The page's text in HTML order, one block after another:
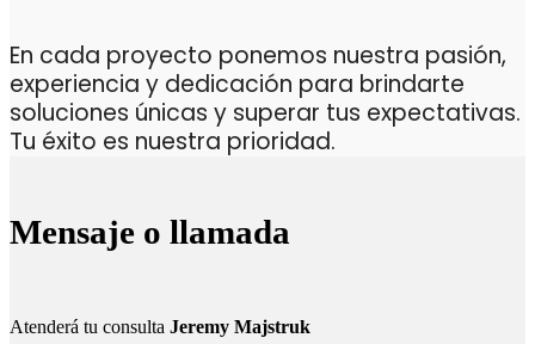
En cada proyecto ponemos nuestra pasión,
experiencia y dedicación para brindarte
soluciones únicas y superar tus expectativas.
Tu éxito es nuestra prioridad.
Mensaje o llamada
Atenderá tu consulta Jeremy Majstruk